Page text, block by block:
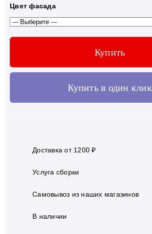
Цвет фасада
Купить
Купить в один клик
Доставка от 1200 ₽
Услуга сборки
Самовывоз из наших магазинов
В наличии